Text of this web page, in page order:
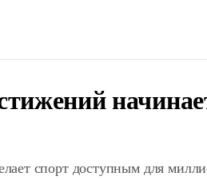
спорт доступным для